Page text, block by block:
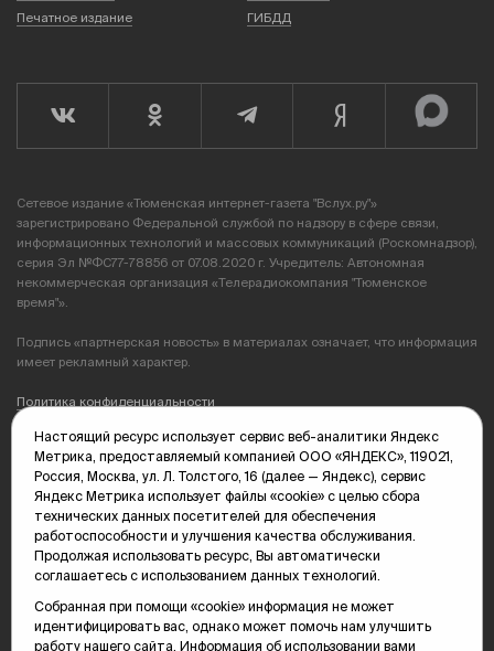
Печатное издание
ГИБДД
Сетевое издание «Тюменская интернет-газета "Вслух.ру"»
зарегистрировано Федеральной службой по надзору в сфере связи,
информационных технологий и массовых коммуникаций (Роскомнадзор),
серия Эл №ФС77-78856 от 07.08.2020 г. Учредитель: Автономная
некоммерческая организация «Телерадиокомпания "Тюменское
время"».
Подпись «партнерская новость» в материалах означает, что информация
имеет рекламный характер.
Политика конфиденциальности
Редакция: 625035, Тюмень, пр. Геологоразведчиков, 28А
(3452) 68-89-05
edit@vsluh.ru
Главный редактор: Панкина Т.Ю.
kika@vsluh.ru
По вопросам рекламы:
(3452) 68-89-78
kotovaev@sibinformburo.ru
mim@vsluh.ru
Настоящий ресурс использует сервис веб-аналитики Яндекс
Метрика, предоставляемый компанией ООО «ЯНДЕКС», 119021,
Россия, Москва, ул. Л. Толстого, 16 (далее — Яндекс), сервис
Яндекс Метрика использует файлы «cookie» с целью сбора
технических данных посетителей для обеспечения
работоспособности и улучшения качества обслуживания.
Продолжая использовать ресурс, Вы автоматически
соглашаетесь с использованием данных технологий.
Собранная при помощи «cookie» информация не может
идентифицировать вас, однако может помочь нам улучшить
работу нашего сайта. Информация об использовании вами